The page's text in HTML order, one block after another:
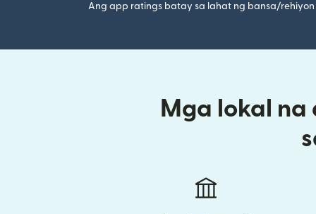
Ang app ratings batay sa lahat ng bansa/
Mga lokal